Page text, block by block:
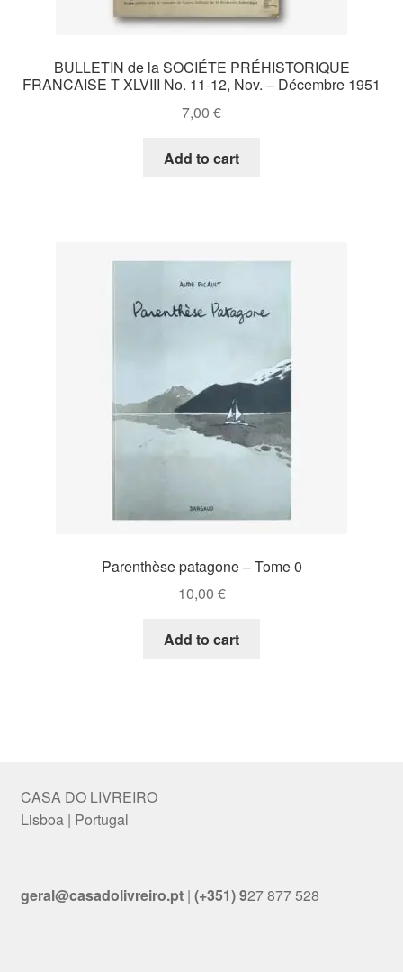
BULLETIN de la SOCIÉTE PRÉHISTORIQUE
FRANCAISE T XLVIII No. 11-12, Nov. – Décembre 1951
7,00 €
Add to cart
Parenthèse patagone – Tome 0
10,00 €
Add to cart
CASA DO LIVREIRO
Lisboa | Portugal
geral@casadolivreiro.pt| (+351) 927 877 528